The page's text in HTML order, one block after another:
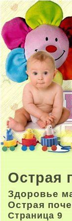
Острая
Здоровье
Острая
Страница 9